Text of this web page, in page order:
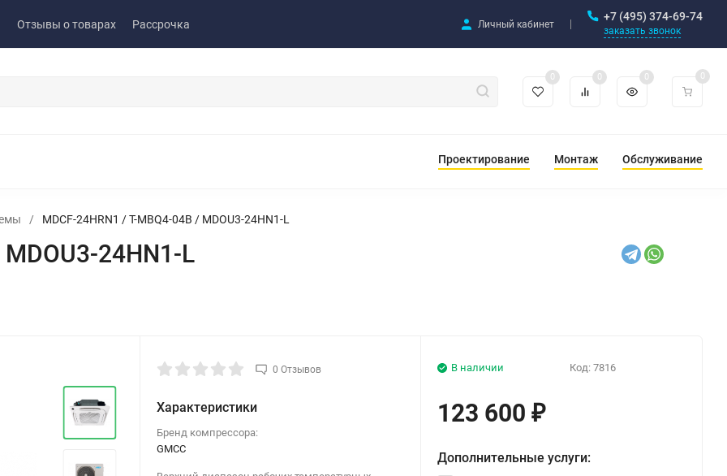
Отзывы о товарах Рассрочка Личный кабинет
+7 (495) 374-69-74
заказать звонок
0 0 0 0
Проектирование Монтаж Обслуживание
/ MDCF-24HRN1 / T-MBQ4-04B / MDOU3-24HN1-L
24HN1-L
0 Отзывов
Характеристики
Бренд компрессора:
GMCC
Код: 7816
В наличии
123 600 ₽
Дополнительные услуги: